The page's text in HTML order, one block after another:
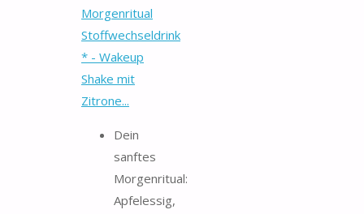
Morgenritual
Stoffwechseldrink
* - Wakeup
Shake mit
Zitrone...
Dein
sanftes
Morgenritual:
Apfelessig,